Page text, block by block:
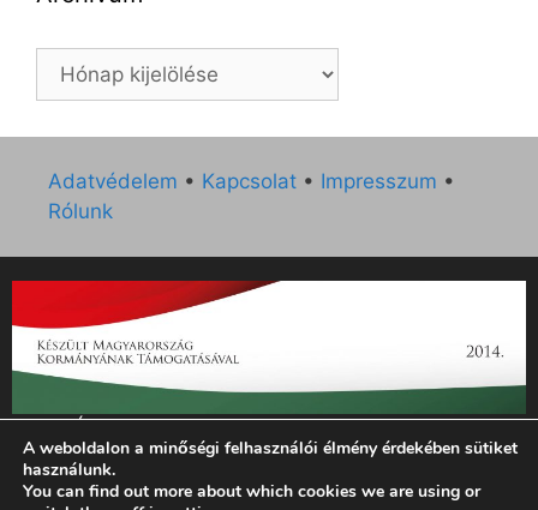
Archívum
Adatvédelem • Kapcsolat • Impresszum •
Rólunk
„Az Új Ember katolikus hetilap 2014. évi működésének
támogatását az EGYH-KCP-14-P-0121 sz. támogatási
szerződés keretében 3 000 000 Ft összegben támogatta az
A weboldalon a minőségi felhasználói élmény érdekében sütiket
használunk.
You can find out more about which cookies we are using or